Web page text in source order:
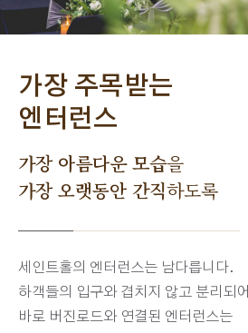
가장 주목받는
엔터런스
가장 아름다운 모습을
가장 오랫동안 간직하도록
세인트홀의 엔터런스는 남다릅니다.
하객들의 입구와 겹치지 않고 분리되어
바로 버진로드와 연결된 엔터런스는